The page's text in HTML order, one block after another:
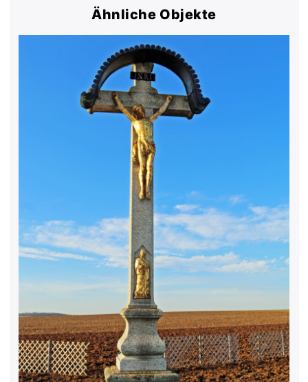
Ähnliche Objekte